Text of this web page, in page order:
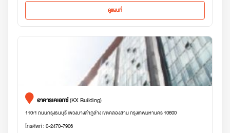
ดูแผนที่
อาคารเคเอกซ์(KX Building)
110/1 ถนนกรุงธนบุรี แขวงบางลำภูล่าง เขตคลองสาน กรุงเทพมหานคร 10600
โทรศัพท์ : 0-2470-7906